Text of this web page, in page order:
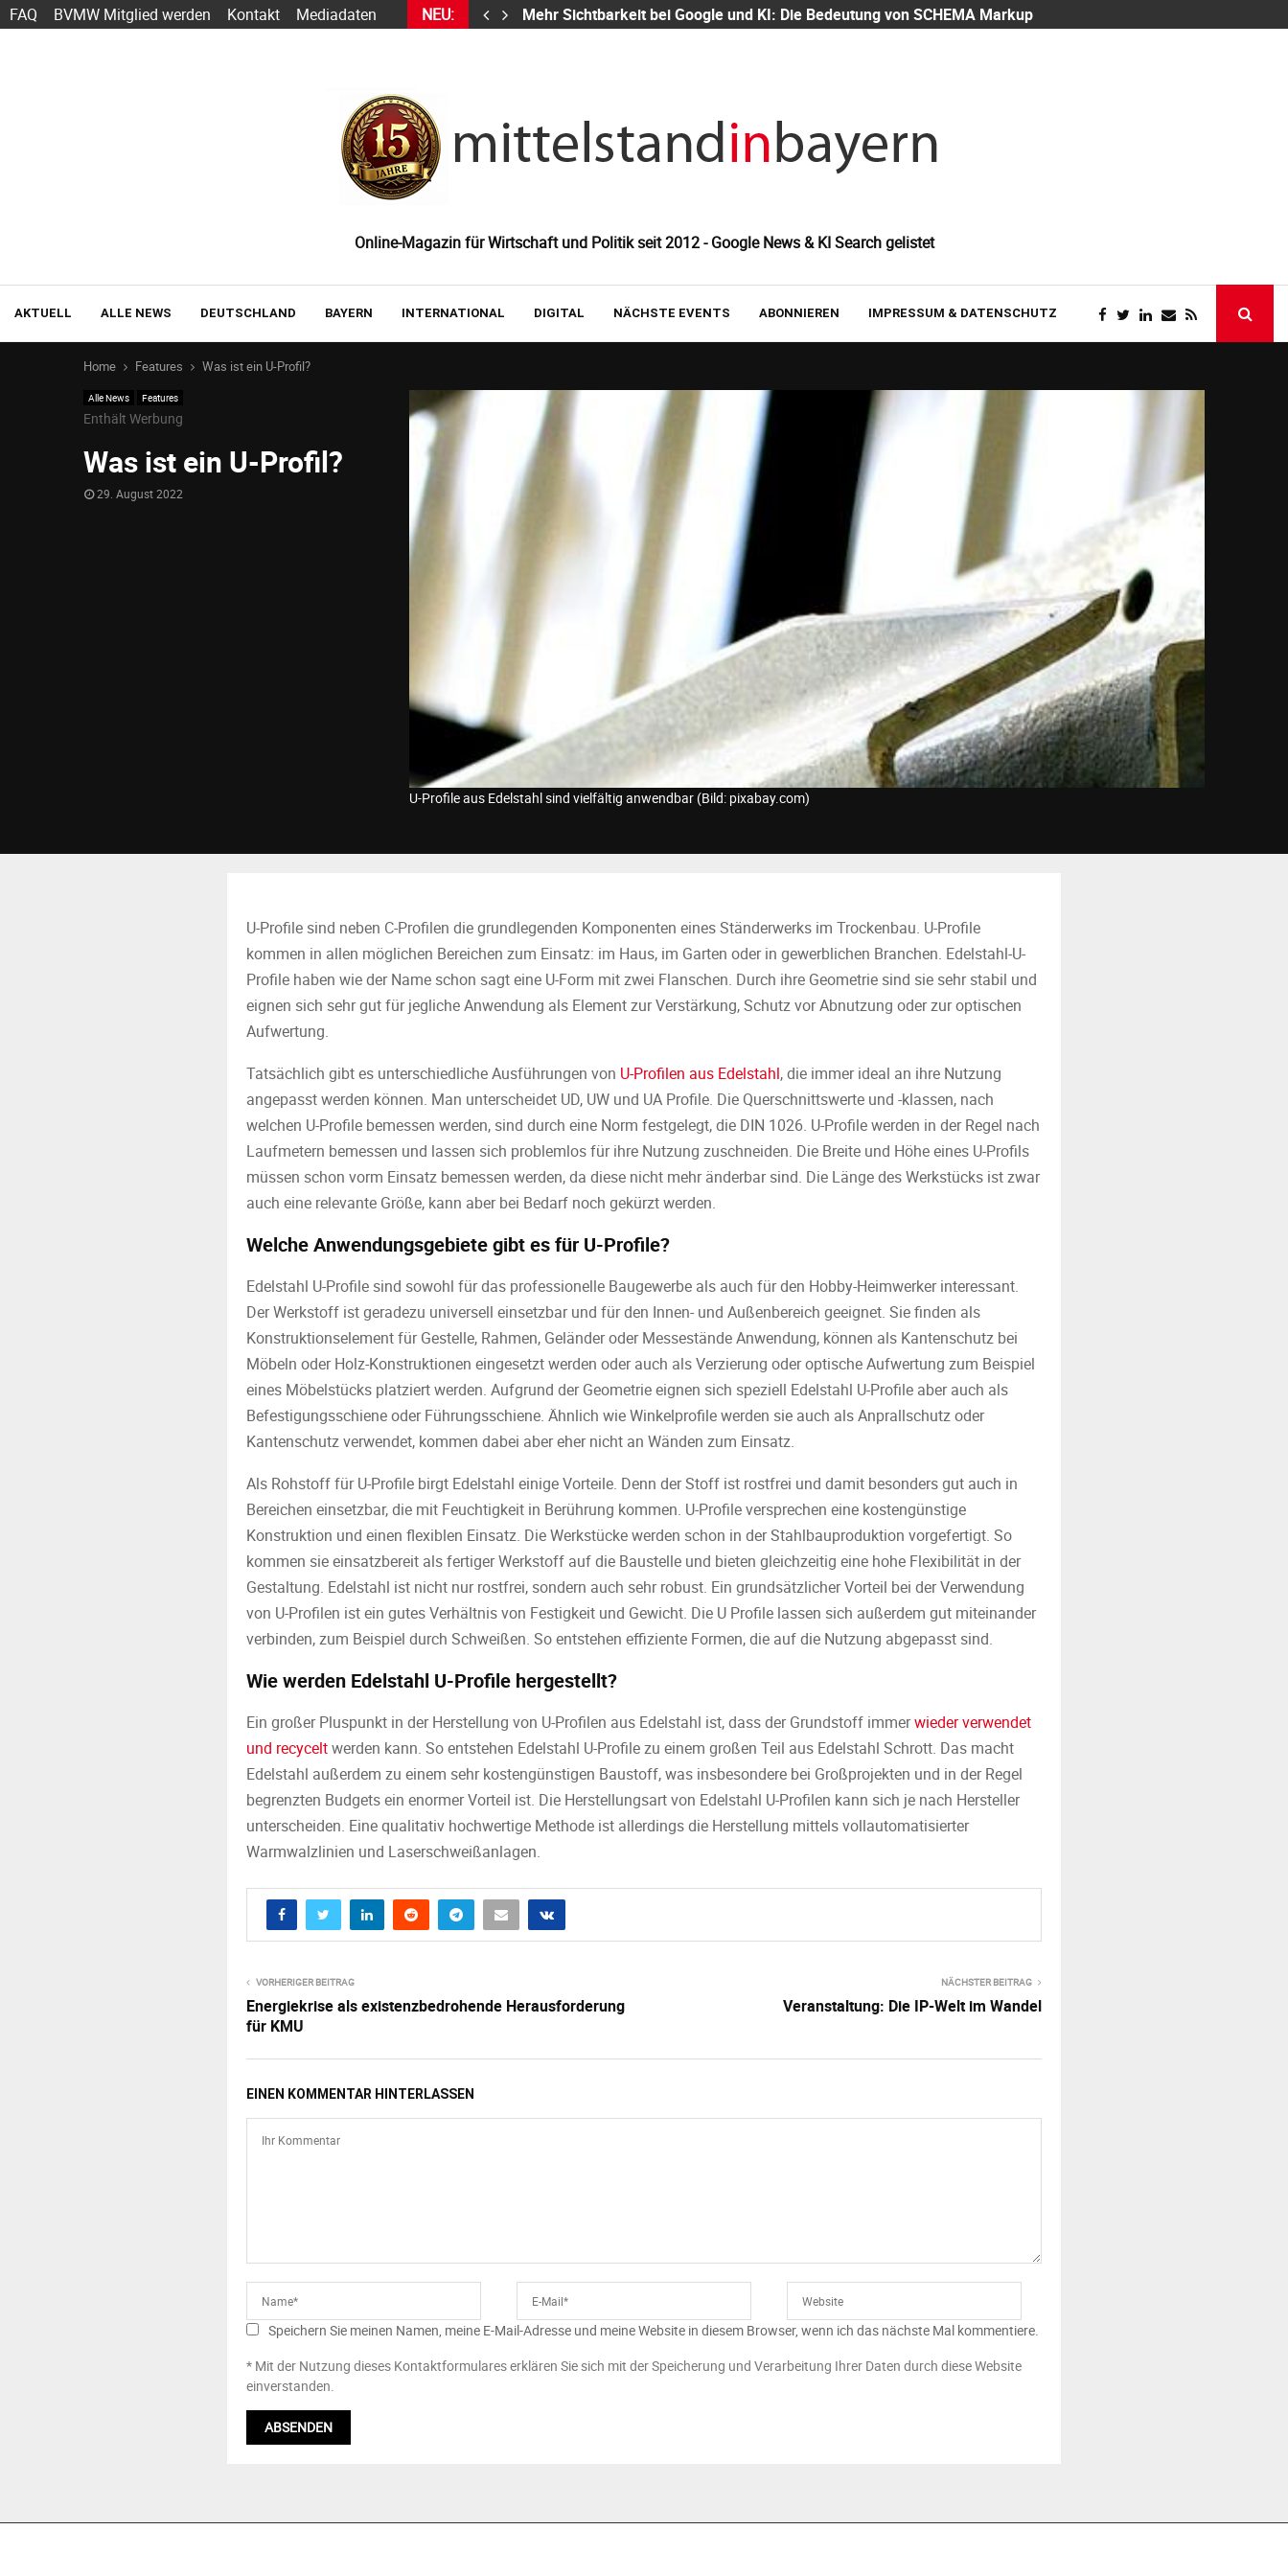
FAQ BVMW Mitglied werden Kontakt Mediadaten NEU:
heute schon funktioniert — und wie der Einstieg gelingt Mehr Sichtbarkeit bei Google und KI: Die Bedeutung von SCHEMA Markup
Online-Magazin für Wirtschaft und Politik seit 2012 - Google News & KI Search gelistet
AKTUELL ALLE NEWS DEUTSCHLAND BAYERN INTERNATIONAL DIGITAL NÄCHSTE EVENTS ABONNIEREN IMPRESSUM & DATENSCHUTZ
Home Features Was ist ein U-Profil?
Alle News Features
Enthält Werbung
Was ist ein U-Profil?
29. August 2022
U-Profile aus Edelstahl sind vielfältig anwendbar (Bild: pixabay.com)
U-Profile sind neben C-Profilen die grundlegenden Komponenten eines Ständerwerks im Trockenbau. U-Profile
kommen in allen möglichen Bereichen zum Einsatz: im Haus, im Garten oder in gewerblichen Branchen. Edelstahl-U-
Profile haben wie der Name schon sagt eine U-Form mit zwei Flanschen. Durch ihre Geometrie sind sie sehr stabil und
eignen sich sehr gut für jegliche Anwendung als Element zur Verstärkung, Schutz vor Abnutzung oder zur optischen
Aufwertung.
Tatsächlich gibt es unterschiedliche Ausführungen von U-Profilen aus Edelstahl, die immer ideal an ihre Nutzung
angepasst werden können. Man unterscheidet UD, UW und UA Profile. Die Querschnittswerte und -klassen, nach
welchen U-Profile bemessen werden, sind durch eine Norm festgelegt, die DIN 1026. U-Profile werden in der Regel nach
Laufmetern bemessen und lassen sich problemlos für ihre Nutzung zuschneiden. Die Breite und Höhe eines U-Profils
müssen schon vorm Einsatz bemessen werden, da diese nicht mehr änderbar sind. Die Länge des Werkstücks ist zwar
auch eine relevante Größe, kann aber bei Bedarf noch gekürzt werden.
Welche Anwendungsgebiete gibt es für U-Profile?
Edelstahl U-Profile sind sowohl für das professionelle Baugewerbe als auch für den Hobby-Heimwerker interessant.
Der Werkstoff ist geradezu universell einsetzbar und für den Innen- und Außenbereich geeignet. Sie finden als
Konstruktionselement für Gestelle, Rahmen, Geländer oder Messestände Anwendung, können als Kantenschutz bei
Möbeln oder Holz-Konstruktionen eingesetzt werden oder auch als Verzierung oder optische Aufwertung zum Beispiel
eines Möbelstücks platziert werden. Aufgrund der Geometrie eignen sich speziell Edelstahl U-Profile aber auch als
Befestigungsschiene oder Führungsschiene. Ähnlich wie Winkelprofile werden sie auch als Anprallschutz oder
Kantenschutz verwendet, kommen dabei aber eher nicht an Wänden zum Einsatz.
Als Rohstoff für U-Profile birgt Edelstahl einige Vorteile. Denn der Stoff ist rostfrei und damit besonders gut auch in
Bereichen einsetzbar, die mit Feuchtigkeit in Berührung kommen. U-Profile versprechen eine kostengünstige
Konstruktion und einen flexiblen Einsatz. Die Werkstücke werden schon in der Stahlbauproduktion vorgefertigt. So
kommen sie einsatzbereit als fertiger Werkstoff auf die Baustelle und bieten gleichzeitig eine hohe Flexibilität in der
Gestaltung. Edelstahl ist nicht nur rostfrei, sondern auch sehr robust. Ein grundsätzlicher Vorteil bei der Verwendung
von U-Profilen ist ein gutes Verhältnis von Festigkeit und Gewicht. Die U Profile lassen sich außerdem gut miteinander
verbinden, zum Beispiel durch Schweißen. So entstehen effiziente Formen, die auf die Nutzung abgepasst sind.
Wie werden Edelstahl U-Profile hergestellt?
Ein großer Pluspunkt in der Herstellung von U-Profilen aus Edelstahl ist, dass der Grundstoff immerwieder verwendet
und recyceltwerden kann. So entstehen Edelstahl U-Profile zu einem großen Teil aus Edelstahl Schrott. Das macht
Edelstahl außerdem zu einem sehr kostengünstigen Baustoff, was insbesondere bei Großprojekten und in der Regel
begrenzten Budgets ein enormer Vorteil ist. Die Herstellungsart von Edelstahl U-Profilen kann sich je nach Hersteller
unterscheiden. Eine qualitativ hochwertige Methode ist allerdings die Herstellung mittels vollautomatisierter
Warmwalzlinien und Laserschweißanlagen.
VORHERIGER BEITRAG
Energiekrise als existenzbedrohende Herausforderung
für KMU
NÄCHSTER BEITRAG
Veranstaltung: Die IP-Welt im Wandel
EINEN KOMMENTAR HINTERLASSEN
Speichern Sie meinen Namen, meine E-Mail-Adresse und meine Website in diesem Browser, wenn ich das nächste Mal kommentiere.
* Mit der Nutzung dieses Kontaktformulares erklären Sie sich mit der Speicherung und Verarbeitung Ihrer Daten durch diese Website
einverstanden.